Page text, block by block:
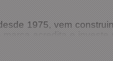
Atendimento
1975, vem
acredita e
e Tecnologia.